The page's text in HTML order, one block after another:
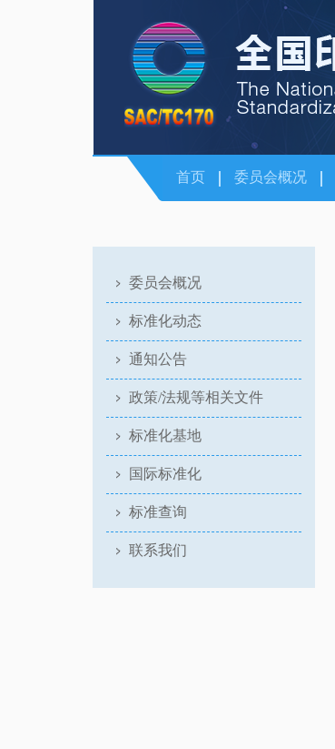
首页 委员会概况
委员会概况
标准化动态
通知公告
政策/法规等相关文件
标准化基地
国际标准化
标准查询
联系我们